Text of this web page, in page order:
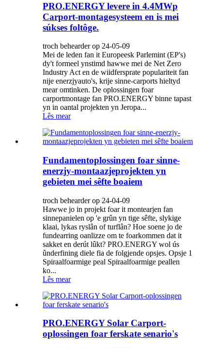
PRO.ENERGY levere in 4.4MWp
Carport-montagesysteem en is mei
súkses foltôge.
troch behearder op 24-05-09
Mei de leden fan it Europeesk Parlemint (EP's)
dy't formeel ynstimd hawwe mei de Net Zero
Industry Act en de wiidfersprate populariteit fan
nije enerzjyauto's, krije sinne-carports hieltyd
mear omtinken. De oplossingen foar
carportmontage fan PRO.ENERGY binne tapast
yn in oantal projekten yn Jeropa...
Lês mear
Fundamentoplossingen foar sinne-
enerzjy-montaazjeprojekten yn
gebieten mei sêfte boaiem
troch behearder op 24-04-09
Hawwe jo in projekt foar it montearjen fan
sinnepanielen op 'e grûn yn tige sêfte, slykige
klaai, lykas ryslân of turflân? Hoe soene jo de
fundearring oanlizze om te foarkommen dat it
sakket en derút lûkt? PRO.ENERGY wol ús
ûnderfining diele fia de folgjende opsjes. Opsje 1
Spiraalfoarmige peal Spiraalfoarmige peallen
ko...
Lês mear
PRO.ENERGY Solar Carport-
oplossingen foar ferskate senario's